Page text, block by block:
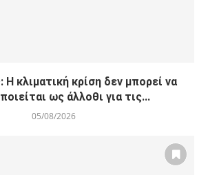
κλιματική κρίση δεν μπορεί να
ως άλλοθι για τις...
05/08/2026